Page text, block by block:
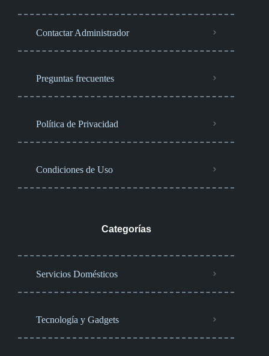
Contactar Administrador
Preguntas frecuentes
Política de Privacidad
Condiciones de Uso
Categorías
Servicios Domésticos
Tecnología y Gadgets